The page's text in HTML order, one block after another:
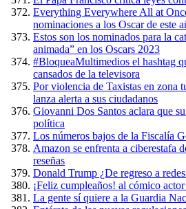
Everything Everywhere All at
nominaciones a los Oscar de este
Estos son los nominados para la
animada” en los Oscars 2023
#BloqueaMultimedios el hashtag
cansados de la televisora
Por violencia de Taxistas en zona
lanza alerta a sus ciudadanos
Giovanni Dos Santos aclara que
política
Los números bajos de la Fiscalía
Amazon se enfrenta a ciberestafa
reseñas
Donald Trump ¿De regreso a
¡Feliz cumpleaños! al cómico
La gente sí quiere a la Guardia